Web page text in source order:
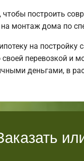
построить
монтаж дома по
на
перевозкой и
деньгами, в